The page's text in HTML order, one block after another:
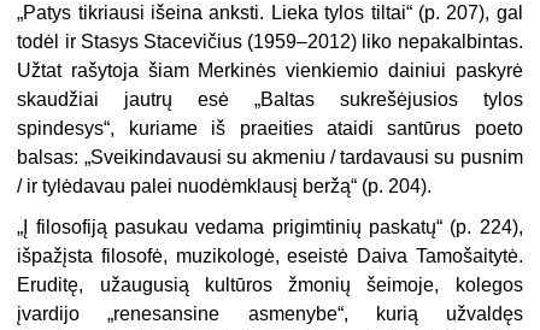
„Patys tikriausi išeina anksti. Lieka tylos tiltai“ (p. 207), gal
todėl ir Stasys Stacevičius (1959–2012) liko nepakalbintas.
Užtat rašytoja šiam Merkinės vienkiemio dainiui paskyrė
skaudžiai jautrų esė „Baltas sukrešėjusios tylos
spindesys“, kuriame iš praeities ataidi santūrus poeto
balsas: „Sveikindavausi su akmeniu / tardavausi su pusnim
/ ir tylėdavau palei nuodėmklausį beržą“ (p. 204).
„Į filosofiją pasukau vedama prigimtinių paskatų“ (p. 224),
išpažįsta filosofė, muzikologė, eseistė Daiva Tamošaitytė.
Eruditę, užaugusią kultūros žmonių šeimoje, kolegos
įvardijo „renesansine asmenybe“, kurią užvaldęs